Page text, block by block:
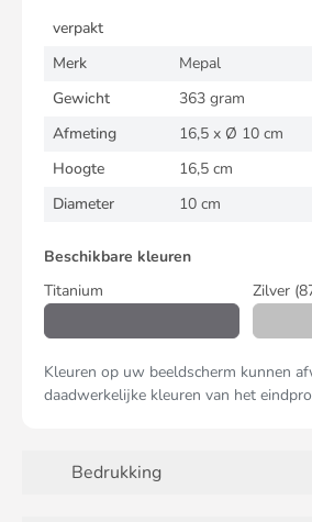
verpakt
Merk
Mepal
Gewicht
363 gram
Afmeting
16,5 x Ø 10 cm
Hoogte
16,5 cm
Diameter
10 cm
Beschikbare kleuren
Titanium
Zilver
Kleuren op uw beeldscherm kunnen
daadwerkelijke kleuren van het
Bedrukking